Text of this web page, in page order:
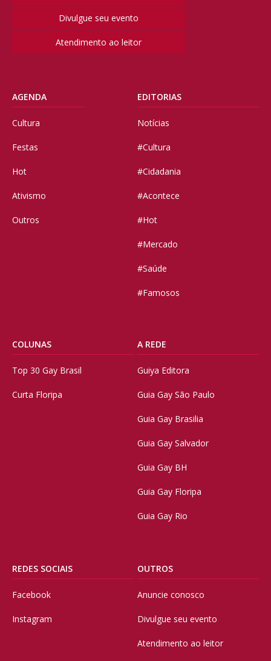
Divulgue seu evento
Atendimento ao leitor
AGENDA
Cultura
Festas
Hot
Ativismo
Outros
EDITORIAS
Notícias
#Cultura
#Cidadania
#Acontece
#Hot
#Mercado
#Saúde
#Famosos
COLUNAS
Top 30 Gay Brasil
Curta Floripa
A REDE
Guiya Editora
Guia Gay São Paulo
Guia Gay Brasilia
Guia Gay Salvador
Guia Gay BH
Guia Gay Floripa
Guia Gay Rio
REDES SOCIAIS
Facebook
Instagram
OUTROS
Anuncie conosco
Divulgue seu evento
Atendimento ao leitor